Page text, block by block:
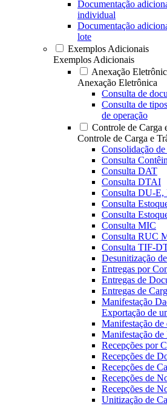
Documentação
individual
Documentação
lote
Exemplos Adicionais
Exemplos Adicionais
Anexação
Anexação Eletrônica
Consulta de
Consulta de
de operação
Controle de Carga
Controle de Carga e
Consolidação de
Consulta
Consulta DAT
Consulta DTAI
Consulta DU-
Consulta
Consulta
Consulta MIC
Consulta RUC
Consulta TIF-
Desunitização
Entregas por
Entregas de
Entregas de
Manifestação
Exportação de
Manifestação de
Manifestação
Recepções por
Recepções de
Recepções de
Recepções de
Recepções de
Unitização de